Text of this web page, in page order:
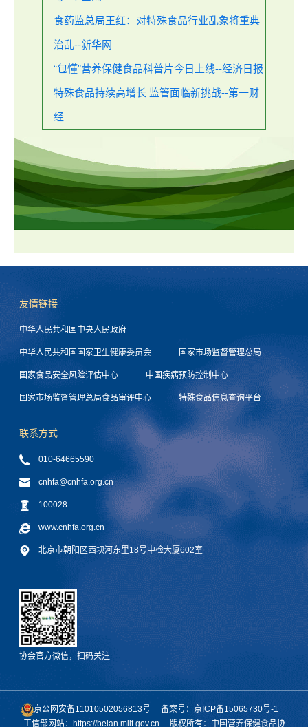
食药监总局王红：对特殊食品行业乱象将重典
治乱--新华网
“包懂”营养保健食品科普片今日上线--经济日报
特殊食品持续高增长 监管面临新挑战--第一财
经
友情链接
中华人民共和国中央人民政府
中华人民共和国国家卫生健康委员会 国家市场监督管理总局
国家食品安全风险评估中心 中国疾病预防控制中心
国家市场监督管理总局食品审评中心 特殊食品信息查询平台
联系方式
010-64665590
cnhfa@cnhfa.org.cn
100028
www.cnhfa.org.cn
北京市朝阳区西坝河东里18号中检大厦602室
协会官方微信，扫码关注
京公网安备11010502056813号
备案号：京ICP备15065730号-1
工信部网站：https://beian.miit.gov.cn
版权所有：中国营养保健食品协